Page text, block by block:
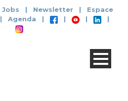
Jobs | Newsletter |
Espace
| Agenda | | | |